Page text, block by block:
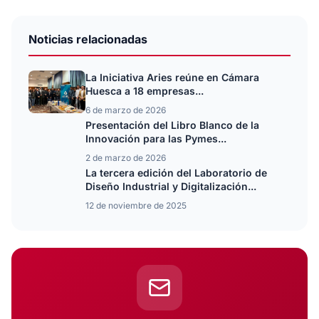
Noticias relacionadas
La Iniciativa Aries reúne en Cámara
Huesca a 18 empresas...
6 de marzo de 2026
Presentación del Libro Blanco de la
Innovación para las Pymes...
2 de marzo de 2026
La tercera edición del Laboratorio de
Diseño Industrial y Digitalización...
12 de noviembre de 2025